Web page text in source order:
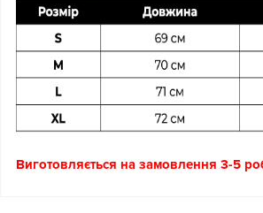
Виготовляється на замовлення 3-5